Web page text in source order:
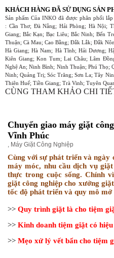
KHÁCH HÀNG ĐÃ SỬ DỤNG SẢN
Sản phẩm Của INKO đã được phân phối
: Cần Thơ; Đà Nẵng; Hải Phòng; Hà Nội;
Giang; Bắc Kạn; Bạc Liêu; Bắc Ninh; Bến
Thuận; Cà Mau; Cao Bằng; Đắk Lắk; Đắk
Hà Giang; Hà Nam; Hà Tĩnh; Hải Dương;
Kiên Giang; Kon Tum; Lai Châu; Lâm
Nghệ An; Ninh Bình; Ninh Thuận; Phú Thọ;
Ninh; Quảng Trị; Sóc Trăng; Sơn La; Tây
Thiên Huế; Tiền Giang; Trà Vinh; Tuyên
CÙNG THAM KHẢO CHI
Chuyển giao máy giặt
Vĩnh Phúc
Máy Giặt Công Nghiệp
Cùng với sự phát triển và ngày
máy móc, nhu cầu dịch vụ
thực trong cuộc sống. Chính
giặt công nghiệp cho xưởng
tốc độ phát triển và quy mô mở
>> Quy trình giặt là cho tiệm
>> Kinh doanh tiệm giặt có hiệu
>> Mẹo xử lý vết bẩn cho tiệm